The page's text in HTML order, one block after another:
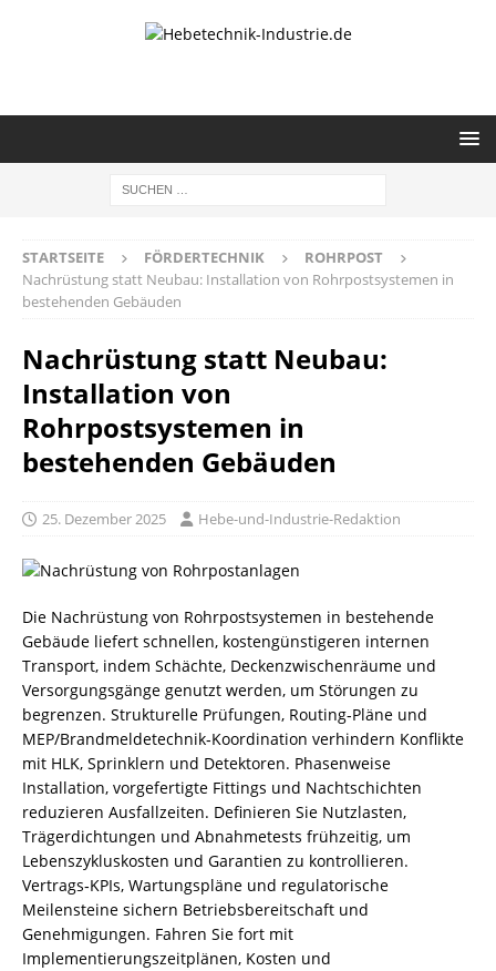
STARTSEITE FÖRDERTECHNIK
ROHRPOST
Nachrüstung statt Neubau: Installation von Rohrpostsystemen in
bestehenden Gebäuden
Nachrüstung statt Neubau:
Installation von
Rohrpostsystemen in
bestehenden Gebäuden
25. Dezember 2025 Hebe-und-Industrie-Redaktion
Die Nachrüstung von Rohrpostsystemen in bestehende
Gebäude liefert schnellen, kostengünstigeren internen
Transport, indem Schächte, Deckenzwischenräume und
Versorgungsgänge genutzt werden, um Störungen zu
begrenzen. Strukturelle Prüfungen, Routing‑Pläne und
MEP/Brandmeldetechnik‑Koordination verhindern Konflikte
mit HLK, Sprinklern und Detektoren. Phasenweise
Installation, vorgefertigte Fittings und Nachtschichten
reduzieren Ausfallzeiten. Definieren Sie Nutzlasten,
Trägerdichtungen und Abnahmetests frühzeitig, um
Lebenszykluskosten und Garantien zu kontrollieren.
Vertrags‑KPIs, Wartungspläne und regulatorische
Meilensteine sichern Betriebsbereitschaft und
Genehmigungen. Fahren Sie fort mit
Implementierungszeitplänen, Kosten und